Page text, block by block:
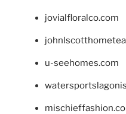
jovialfloralco.com
u-seehomes.com